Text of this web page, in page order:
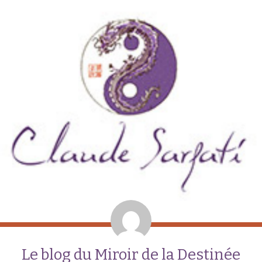
Le blog du Miroir de la Destinée